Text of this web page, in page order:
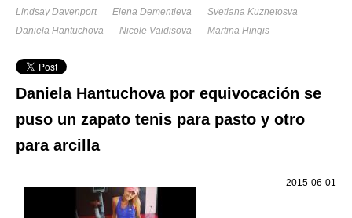
Lindsay Davenport
Elena Dementieva
Svetlana Kuznetosva
Daniela Hantuchova
Nicole Vaidisova Martina Hingis
Daniela Hantuchova por equivocación se
puso un zapato tenis para pasto y otro
para arcilla
2015-06-01